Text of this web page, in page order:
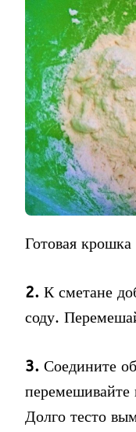
Готовая крошка
2. К сметане
соду.
3. Соедините
Долго тесто